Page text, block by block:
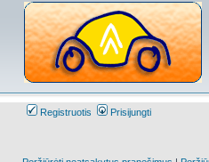
Registruotis Prisijungti